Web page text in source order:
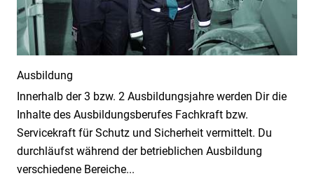
Ausbildung
Innerhalb der 3 bzw. 2 Ausbildungsjahre werden Dir die
Inhalte des Ausbildungsberufes Fachkraft bzw.
Servicekraft für Schutz und Sicherheit vermittelt. Du
durchläufst während der betrieblichen Ausbildung
verschiedene Bereiche...